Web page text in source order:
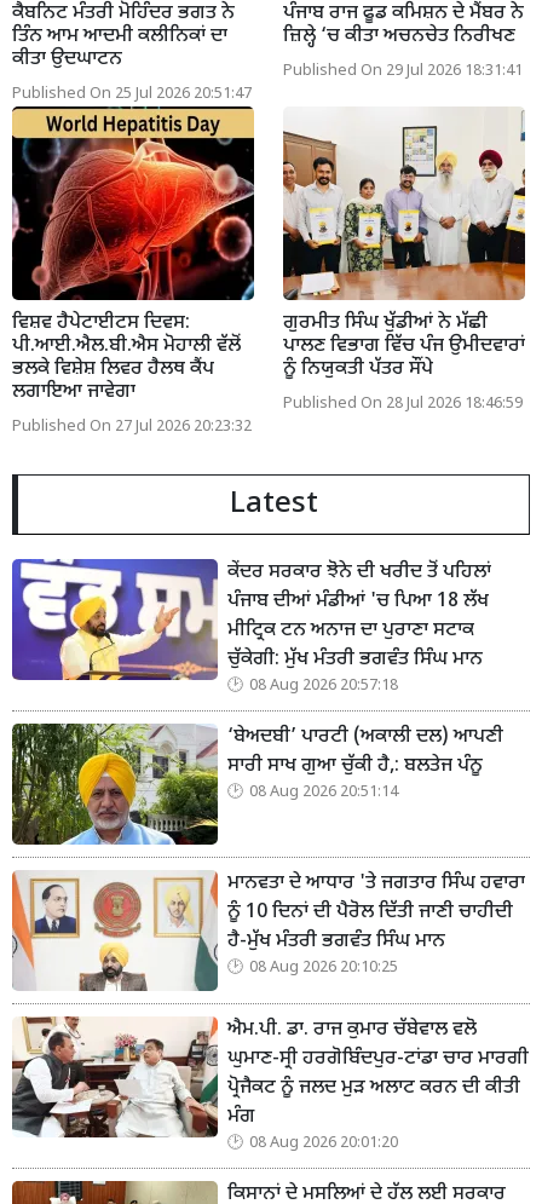
ਕੈਬਨਿਟ ਮੰਤਰੀ ਮੋਹਿੰਦਰ ਭਗਤ ਨੇ
ਤਿੰਨ ਆਮ ਆਦਮੀ ਕਲੀਨਿਕਾਂ ਦਾ
ਕੀਤਾ ਉਦਘਾਟਨ
Published On 25 Jul 2026 20:51:47
ਪੰਜਾਬ ਰਾਜ ਫੂਡ ਕਮਿਸ਼ਨ ਦੇ ਮੈਂਬਰ ਨੇ
ਜ਼ਿਲ੍ਹੇ ‘ਚ ਕੀਤਾ ਅਚਨਚੇਤ ਨਿਰੀਖਣ
Published On 29 Jul 2026 18:31:41
ਵਿਸ਼ਵ ਹੈਪੇਟਾਈਟਸ ਦਿਵਸ:
ਪੀ.ਆਈ.ਐਲ.ਬੀ.ਐਸ ਮੋਹਾਲੀ ਵੱਲੋਂ
ਭਲਕੇ ਵਿਸ਼ੇਸ਼ ਲਿਵਰ ਹੈਲਥ ਕੈਂਪ
ਲਗਾਇਆ ਜਾਵੇਗਾ
Published On 27 Jul 2026 20:23:32
ਗੁਰਮੀਤ ਸਿੰਘ ਖੁੱਡੀਆਂ ਨੇ ਮੱਛੀ
ਪਾਲਣ ਵਿਭਾਗ ਵਿੱਚ ਪੰਜ ਉਮੀਦਵਾਰਾਂ
ਨੂੰ ਨਿਯੁਕਤੀ ਪੱਤਰ ਸੌਂਪੇ
Published On 28 Jul 2026 18:46:59
Latest
ਕੇਂਦਰ ਸਰਕਾਰ ਝੋਨੇ ਦੀ ਖਰੀਦ ਤੋਂ ਪਹਿਲਾਂ
ਪੰਜਾਬ ਦੀਆਂ ਮੰਡੀਆਂ 'ਚ ਪਿਆ 18 ਲੱਖ
ਮੀਟ੍ਰਿਕ ਟਨ ਅਨਾਜ ਦਾ ਪੁਰਾਣਾ ਸਟਾਕ
ਚੁੱਕੇਗੀ: ਮੁੱਖ ਮੰਤਰੀ ਭਗਵੰਤ ਸਿੰਘ ਮਾਨ
08 Aug 2026 20:57:18
‘ਬੇਅਦਬੀ’ ਪਾਰਟੀ (ਅਕਾਲੀ ਦਲ) ਆਪਣੀ
ਸਾਰੀ ਸਾਖ ਗੁਆ ਚੁੱਕੀ ਹੈ,: ਬਲਤੇਜ ਪੰਨੂ
08 Aug 2026 20:51:14
ਮਾਨਵਤਾ ਦੇ ਆਧਾਰ 'ਤੇ ਜਗਤਾਰ ਸਿੰਘ ਹਵਾਰਾ
ਨੂੰ 10 ਦਿਨਾਂ ਦੀ ਪੈਰੋਲ ਦਿੱਤੀ ਜਾਣੀ ਚਾਹੀਦੀ
ਹੈ-ਮੁੱਖ ਮੰਤਰੀ ਭਗਵੰਤ ਸਿੰਘ ਮਾਨ
08 Aug 2026 20:10:25
ਐਮ.ਪੀ. ਡਾ. ਰਾਜ ਕੁਮਾਰ ਚੱਬੇਵਾਲ ਵਲੋ
ਘੁਮਾਣ-ਸ੍ਰੀ ਹਰਗੋਬਿੰਦਪੁਰ-ਟਾਂਡਾ ਚਾਰ ਮਾਰਗੀ
ਪ੍ਰੋਜੈਕਟ ਨੂੰ ਜਲਦ ਮੁੜ ਅਲਾਟ ਕਰਨ ਦੀ ਕੀਤੀ
ਮੰਗ
08 Aug 2026 20:01:20
ਕਿਸਾਨਾਂ ਦੇ ਮਸਲਿਆਂ ਦੇ ਹੱਲ ਲਈ ਸਰਕਾਰ